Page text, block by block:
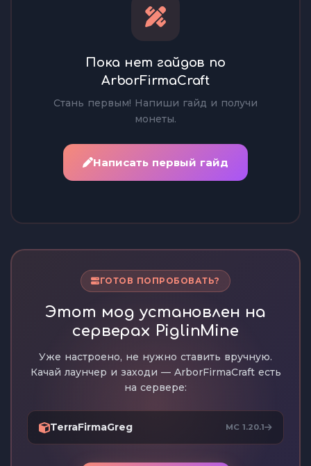
Пока нет гайдов по
ArborFirmaCraft
Стань первым! Напиши гайд и получи
монеты.
Написать первый гайд
ГОТОВ ПОПРОБОВАТЬ?
Этот мод установлен на
серверах PiglinMine
Уже настроено, не нужно ставить вручную.
Качай лаунчер и заходи — ArborFirmaCraft есть
на сервере:
TerraFirmaGreg MC 1.20.1